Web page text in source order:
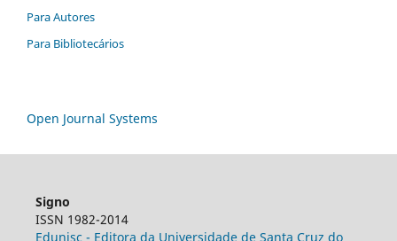
Para Autores
Para Bibliotecários
Open Journal Systems
Signo
ISSN 1982-2014
Edunisc - Editora da Universidade de Santa Cruz do